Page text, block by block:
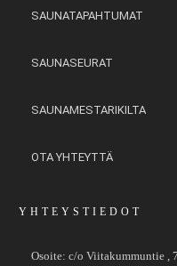
SAUNATAPAHTUMAT
SAUNASEURAT
SAUNAMESTARIKILTA
OTA YHTEYTTÄ
YHTEYSTIEDOT
Osoite: c/o Viitakummuntie ,